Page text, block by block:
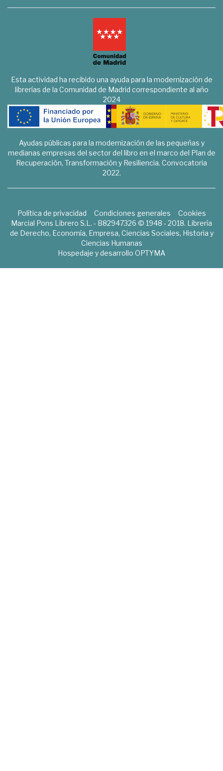
Esta actividad ha recibido una ayuda para la modernización de
librerías de la Comunidad de Madrid correspondiente al año
2024
Ayudas públicas para la modernización de las pequeñas y
medianas empresas del sector del libro en el marco del Plan de
Recuperación, Transformación y Resiliencia. Convocatoria
2022.
Política de privacidad Condiciones generales
Cookies
Marcial Pons Librero S.L. - B82947326 © 1948 - 2018. Librería
de Derecho, Economía, Empresa, Ciencias Sociales, Historia y
Ciencias Humanas
Hospedaje y desarrollo OPTYMA